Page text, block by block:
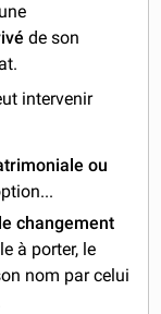
une
de son
intervenir
ou
changement
à porter, le
nom par celui